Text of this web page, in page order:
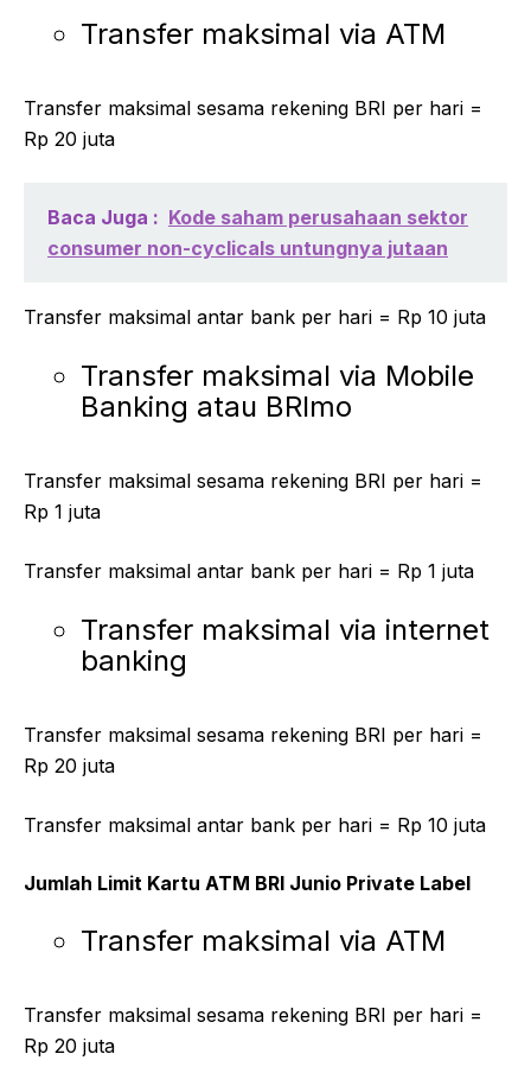
Transfer maksimal via ATM
Transfer maksimal sesama rekening BRI per hari =
Rp 20 juta
Baca Juga : Kode saham perusahaan sektor
consumer non-cyclicals untungnya jutaan
Transfer maksimal antar bank per hari = Rp 10 juta
Transfer maksimal via Mobile
Banking atau BRImo
Transfer maksimal sesama rekening BRI per hari =
Rp 1 juta
Transfer maksimal antar bank per hari = Rp 1 juta
Transfer maksimal via internet
banking
Transfer maksimal sesama rekening BRI per hari =
Rp 20 juta
Transfer maksimal antar bank per hari = Rp 10 juta
Jumlah Limit Kartu ATM BRI Junio Private Label
Transfer maksimal via ATM
Transfer maksimal sesama rekening BRI per hari =
Rp 20 juta